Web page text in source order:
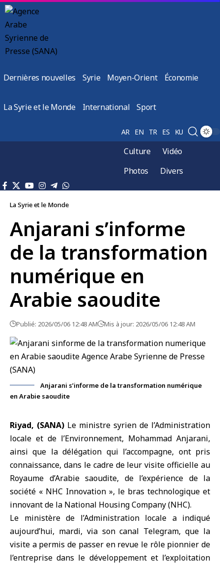
Dernières nouvelles Syrie Moyen-Orient Économie
La Syrie et le Monde International Sport
AR EN TR ES KU
Culture
Vidéo
Photos
Divers
La Syrie et le Monde
Anjarani s’informe
de la transformation
numérique en
Arabie saoudite
Publié: 2026/05/06 12:48 AM Mis à jour: 2026/05/06 12:48 AM
Anjarani s’informe de la transformation numérique
en Arabie saoudite
Riyad, (SANA) Le ministre syrien de l’Administration
locale et de l’Environnement, Mohammad Anjarani,
ainsi que la délégation qui l’accompagne, ont pris
connaissance, dans le cadre de leur visite officielle au
Royaume d’Arabie saoudite, de l’expérience de la
société « NHC Innovation », le bras technologique et
innovant de la National Housing Company (NHC).
Le ministère de l’Administration locale a indiqué
aujourd’hui, mardi, via son canal Telegram, que la
visite a permis de passer en revue le rôle pionnier de
l’entreprise dans le développement et l’exploitation